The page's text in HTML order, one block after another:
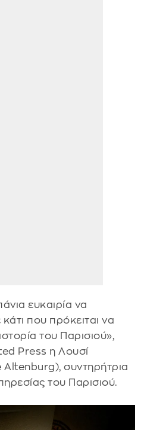
ευκαιρία να
που πρόκειται να
του Παρισιού»,
Press η Λουσί
συντηρήτρια
του Παρισιού.